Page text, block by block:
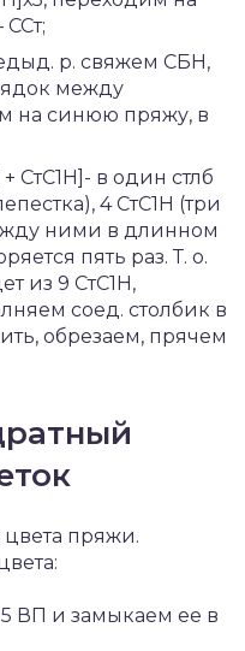
р. свяжем СБН,
между
на синюю пряжу, в
СтС1Н]- в один стлб
4 СтС1Н (три
ними в длинном
пять раз. Т. о.
из 9 СтС1Н,
соед. столбик в
обрезаем, прячем
цвета пряжи.
ВП и замыкаем ее в